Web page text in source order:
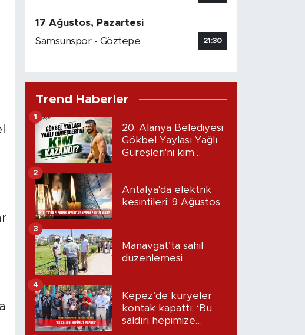
17 Ağustos, Pazartesi
Samsunspor - Göztepe
21:30
Trend Haberler
20. Alanya Belediyesi
Gökbel Yaylası Yağlı
Güreşleri'ni kim
1
Antalya'da elektrik
kesintileri: 9 Ağustos
2
Manavgat’ta sahil
düzenlemesi
3
Kepez’de kuryeler
kontak kapattı: ‘Bu
saldırı hepimize
4